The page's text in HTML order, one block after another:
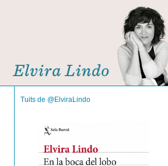
Tuits de @ElviraLindo